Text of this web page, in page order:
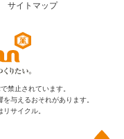
サイトマップ
禁止されています。
を与えるおそれがあります。
サイクル。